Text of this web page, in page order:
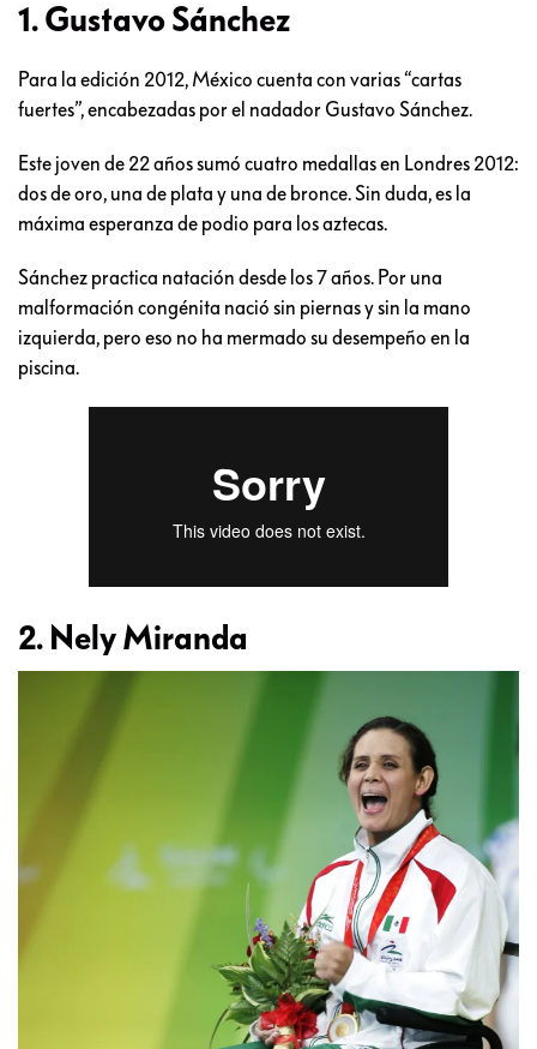
1. Gustavo Sánchez
Para la edición 2012, México cuenta con varias “cartas
fuertes”, encabezadas por el nadador Gustavo Sánchez.
Este joven de 22 años sumó cuatro medallas en Londres 2012:
dos de oro, una de plata y una de bronce. Sin duda, es la
máxima esperanza de podio para los aztecas.
Sánchez practica natación desde los 7 años. Por una
malformación congénita nació sin piernas y sin la mano
izquierda, pero eso no ha mermado su desempeño en la
piscina.
2. Nely Miranda